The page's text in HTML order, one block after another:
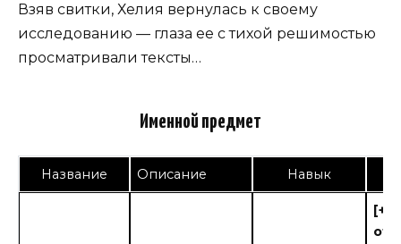
Взяв свитки, Хелия вернулась к своему
исследованию — глаза ее с тихой решимостью
просматривали тексты…
Именной предмет
Название Описание Навык
[+10